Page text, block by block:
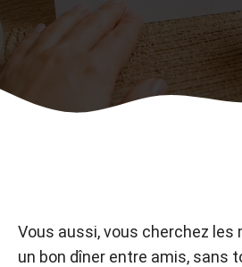
Vous aussi, vous cherchez
un bon dîner entre amis, sans